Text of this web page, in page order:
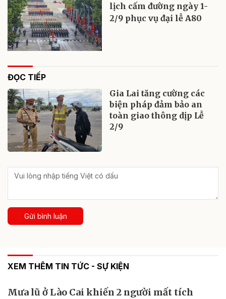
lịch cấm đường ngày 1-
2/9 phục vụ đại lễ A80
ĐỌC TIẾP
Gia Lai tăng cường các
biện pháp đảm bảo an
toàn giao thông dịp Lễ
2/9
Gửi bình luận
XEM THÊM TIN TỨC - SỰ KIỆN
Mưa lũ ở Lào Cai khiến 2 người mất tích